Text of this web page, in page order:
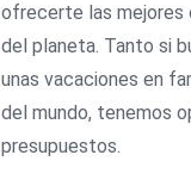
ofrecerte las mejores
del planeta. Tanto si
unas vacaciones en
del mundo, tenemos
presupuestos.